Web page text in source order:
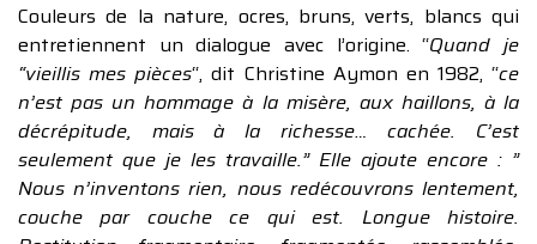
Couleurs de la nature, ocres, bruns, verts, blancs qui
entretiennent un dialogue avec l’origine. “Quand je
“vieillis mes pièces“, dit Christine Aymon en 1982, “ce
n’est pas un hommage à la misère, aux haillons, à la
décrépitude, mais à la richesse… cachée. C’est
seulement que je les travaille.” Elle ajoute encore : ”
Nous n’inventons rien, nous redécouvrons lentement,
couche par couche ce qui est. Longue histoire.